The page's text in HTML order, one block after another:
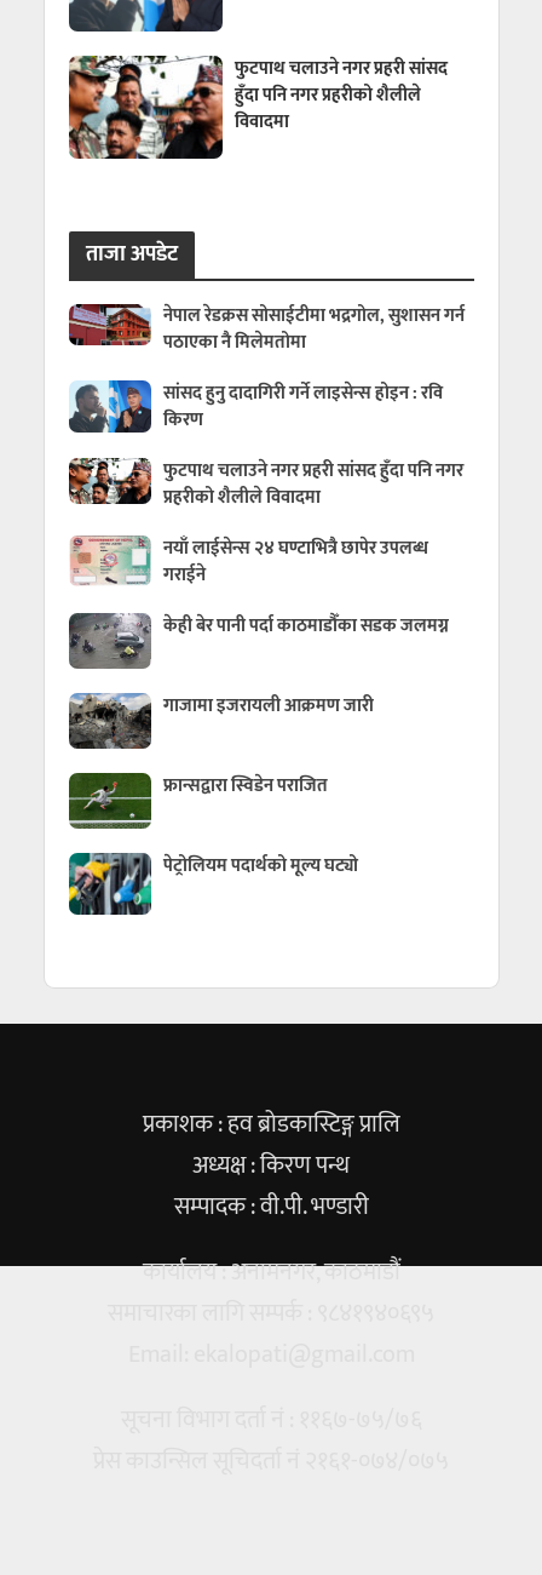
फुटपाथ चलाउने नगर प्रहरी सांसद
हुँदा पनि नगर प्रहरीको शैलीले
विवादमा
ताजा अपडेट
नेपाल रेडक्रस सोसाईटीमा भद्रगोल, सुशासन गर्न
पठाएका नै मिलेमतोमा
सांसद हुनु दादागिरी गर्ने लाइसेन्स होइन : रवि
किरण
फुटपाथ चलाउने नगर प्रहरी सांसद हुँदा पनि नगर
प्रहरीको शैलीले विवादमा
नयाँ लाईसेन्स २४ घण्टाभित्रै छापेर उपलब्ध
गराईने
केही बेर पानी पर्दा काठमाडौँका सडक जलमग्न
गाजामा इजरायली आक्रमण जारी
फ्रान्सद्वारा स्विडेन पराजित
पेट्रोलियम पदार्थको मूल्य घट्यो
प्रकाशक : हव ब्रोडकास्टिङ्ग प्रालि
अध्यक्ष : किरण पन्थ
सम्पादक : वी.पी. भण्डारी
कार्यालय : अनामनगर, काठमाडौं